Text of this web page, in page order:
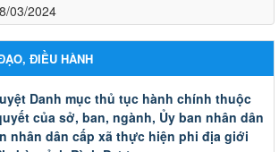
03/2024
ĐIỀU HÀNH
Danh mục thủ tục hành chính thuộc
của sở, ban, ngành, Ủy ban nhân dân
nhân dân cấp xã thực hiện phi địa giới